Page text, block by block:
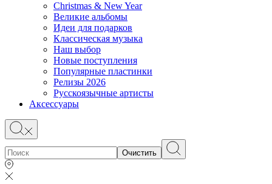
Christmas & New Year
Великие альбомы
Идеи для подарков
Классическая музыка
Наш выбор
Новые поступления
Популярные пластинки
Релизы 2026
Русскоязычные артисты
Аксессуары
Очистить